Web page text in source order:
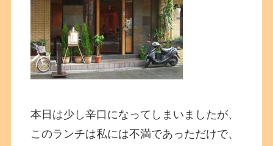
本日は少し辛口になってしまいましたが、
このランチは私には不満であっただけで、